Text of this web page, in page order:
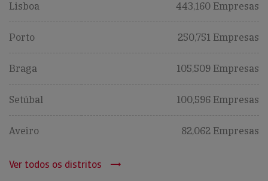
Lisboa 443,160 Empresas
Porto 250,751 Empresas
Braga 105,509 Empresas
Setúbal 100,596 Empresas
Aveiro 82,062 Empresas
Ver todos os distritos